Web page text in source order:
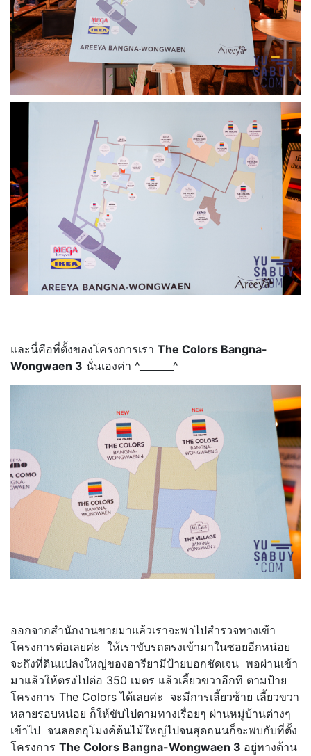
และนี่คือที่ตั้งของโครงการเรา The Colors Bangna-
Wongwaen 3 นั่นเองค่า ^_______^
ออกจากสำนักงานขายมาแล้วเราจะพาไปสำรวจทางเข้า
โครงการต่อเลยค่ะ ให้เราขับรถตรงเข้ามาในซอยอีกหน่อย
จะถึงที่ดินแปลงใหญ่ของอารียามีป้ายบอกชัดเจน พอผ่านเข้า
มาแล้วให้ตรงไปต่อ 350 เมตร แล้วเลี้ยวขวาอีกที ตามป้าย
โครงการ The Colors ได้เลยค่ะ จะมีการเลี้ยวซ้าย เลี้ยวขวา
หลายรอบหน่อย ก็ให้ขับไปตามทางเรื่อยๆ ผ่านหมู่บ้านต่างๆ
เข้าไป จนลอดอุโมงค์ต้นไม้ใหญ่ไปจนสุดถนนก็จะพบกับที่ตั้ง
โครงการ The Colors Bangna-Wongwaen 3 อยู่ทางด้าน